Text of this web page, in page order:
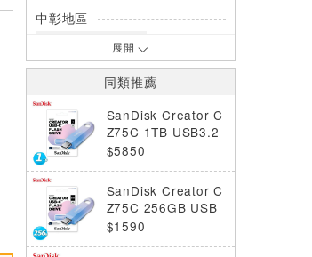
中彰地區
台中英才店
嘉南地區
高雄鳳山店
網路訂購
*庫存數量：網路訂購(0)、少量庫存
(1~2)、現貨充足(3以上)。
*門市庫存以店內實際數量為準，可使
用專人服務或撥打門市電話洽詢。
展開
同類推薦
SanDisk Creator C
Z75C 1TB USB3.2
Type-C 隨身碟 紫藍
$5850
SanDisk Creator C
Z75C 256GB USB
3.2 Type-C 隨身碟
$1590